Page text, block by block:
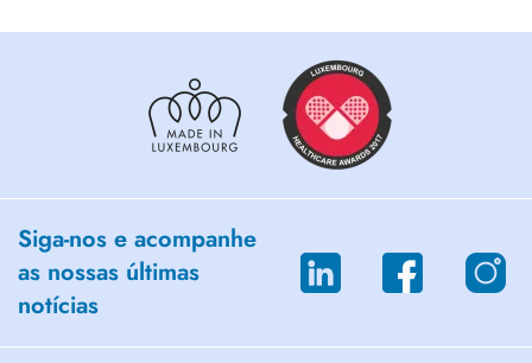
Siga-nos e acompanhe
as nossas últimas
notícias